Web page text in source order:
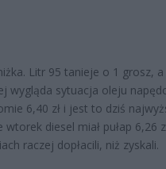
Litr 95 tanieje o 1 grosz,
wygląda sytuacja oleju
6,40 zł i jest to dziś
diesel miał pułap 6,26
raczej dopłacili, niż zyskali.